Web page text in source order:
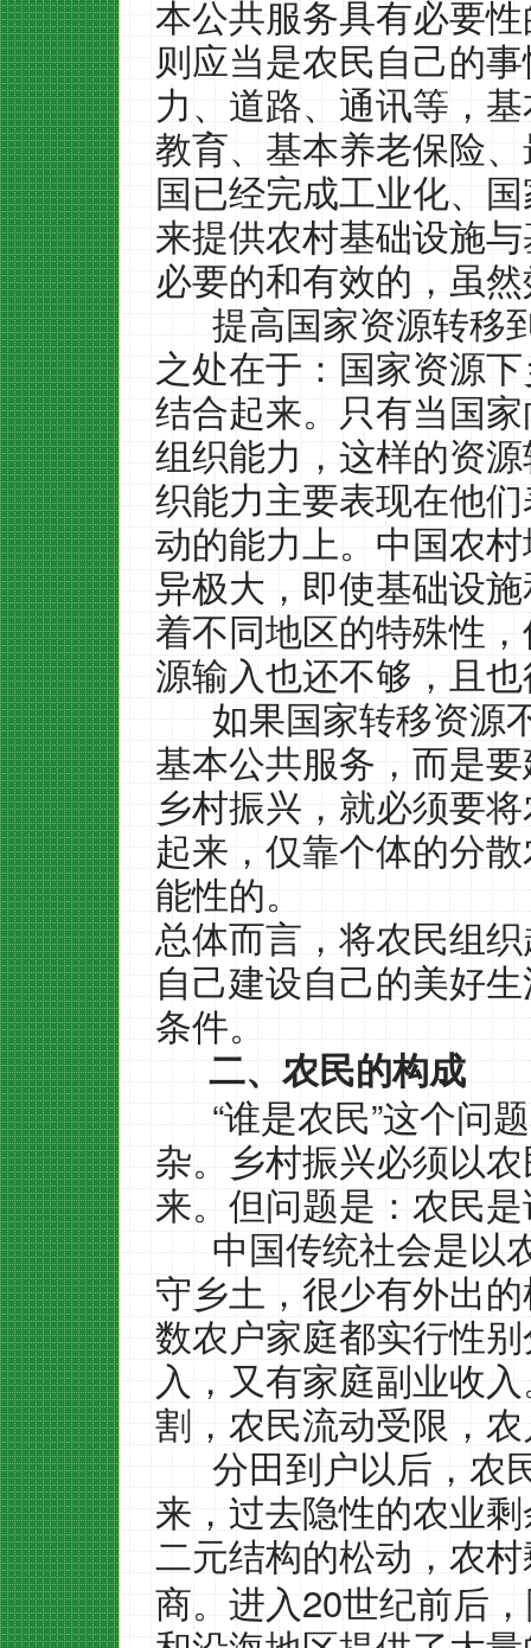
本公共服务具有必要
则应当是农民自己的
力、道路、通讯等，
教育、基本养老保险
国已经完成工业化、
来提供农村基础设施
必要的和有效的，虽
提高国家资源转移
之处在于：国家资源
结合起来。只有当国
组织能力，这样的资
织能力主要表现在他
动的能力上。中国农
异极大，即使基础设
着不同地区的特殊性
源输入也还不够，且
如果国家转移资源
基本公共服务，而是
乡村振兴，就必须要
起来，仅靠个体的分
能性的。
总体而言，将农民组
自己建设自己的美好
条件。
二、农民的构成
“谁是农民”这个问
杂。乡村振兴必须以
来。但问题是：农民
中国传统社会是以
守乡土，很少有外出
数农户家庭都实行性
入，又有家庭副业收
割，农民流动受限，
分田到户以后，农
来，过去隐性的农业
二元结构的松动，农
商。进入20世纪前后